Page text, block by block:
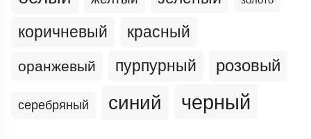
коричневый красный
оранжевый пурпурный розовый
серебряный синий черный